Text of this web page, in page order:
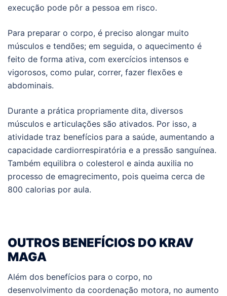
execução pode pôr a pessoa em risco.
Para preparar o corpo, é preciso alongar muito
músculos e tendões; em seguida, o aquecimento é
feito de forma ativa, com exercícios intensos e
vigorosos, como pular, correr, fazer flexões e
abdominais.
Durante a prática propriamente dita, diversos
músculos e articulações são ativados. Por isso, a
atividade traz benefícios para a saúde, aumentando a
capacidade cardiorrespiratória e a pressão sanguínea.
Também equilibra o colesterol e ainda auxilia no
processo de emagrecimento, pois queima cerca de
800 calorias por aula.
OUTROS BENEFÍCIOS DO KRAV
MAGA
Além dos benefícios para o corpo, no
desenvolvimento da coordenação motora, no aumento